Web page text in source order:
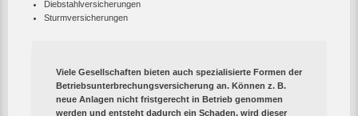
Diebstahlversicherungen
Sturmversicherungen
Viele Gesellschaften bieten auch spezialisierte Formen der
Betriebsunterbrechungsversicherung an. Können z. B.
neue Anlagen nicht fristgerecht in Betrieb genommen
werden und entsteht dadurch ein Schaden, wird dieser